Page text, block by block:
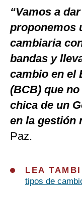
“Vamos a
proponemos
cambiaria
bandas y
cambio en el
(BCB) que
chica de un
en la gestión
Paz.
LEA
tipos de